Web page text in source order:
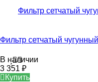
Фильтр сетчатый
В наличии
3 351 ₽
Купить